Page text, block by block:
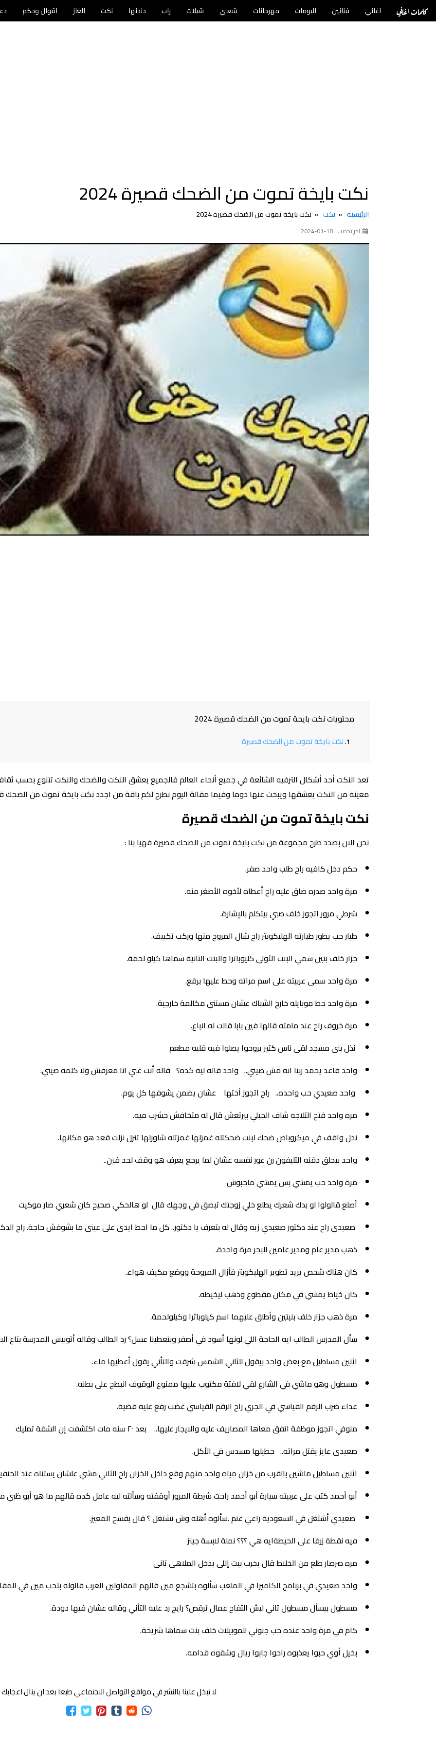
كلمات اغاني اغاني فنانين البومات مهرجانات شعبي شيلات راب دندنها نكت الغاز اقوال وحكم
نكت بايخة تموت من الضحك قصيرة 2024
الرئيسية نكت نكت بايخة تموت من الضحك قصيرة 2024
اخر تحديث : 18-01-2024
محتويات نكت بايخة تموت من الضحك قصيرة 2024
نكت بايخة تموت من الضحك قصيرة
تعد النكت أحد أشكال الترفيه الشائعة في جميع أنحاء العالم فالجميع يعشق النكت والضحك والنكت تتنوع
معينة من النكت يعشقها ويبحث عنها دوما وفيما مقالة اليوم نطرح لكم باقة من اجدد نكت بايخة تموت من الضحك
نكت بايخة تموت من الضحك قصيرة
نحن الان بصدد طرح مجموعة من نكت بايخة تموت من الضحك قصيرة فهيا بنا :
حكم دخل كافيه راح طلب واحد صفر.
مرة واحد صدره ضاق عليه راح أعطاه لأخوه الأصغر منه.
شرطي مرور اتجوز خلف صبي بيتكلم بالإشارة.
طيار حب يطور طيارته الهليكوبتر راح شال المروح منها وركب تكييف.
جزار خلف بنين سمي البنت الأولى كليوباترا والبنت الثانية سماها كيلو لحمة.
مرة واحد سمى عربيته على اسم مراته وحط عليها برقع.
مرة واحد حط موبايله خارج الشباك عشان مستني مكالمة خارجية.
مرة خروف راح عند مامته قالها فين بابا قالت له انباع.
نذل بنى مسجد لقى ناس كتير يروحوا يصلوا فيه قلبه مطعم
واحد قاعد يحمد ربنا انه مش صيني.. واحد قاله ليه كده؟ قاله أنت غبي انا معرفش ولا كلمه صيني.
واحد صعيدي حب واحده.. راح اتجوز أختها عشان يضمن يشوفها كل يوم.
مره واحد فتح التلاجه شاف الجيلي بيرتعش قال له متخافش حشرب ميه.
ندل واقف في ميكروباص ضحك لبنت ضحكتله غمزلها غمزتله شاورلها تنزل نزلت قعد هو مكانها.
واحد بيحلق دقنه التليفون رن عور نفسه عشان لما يرجع يعرف هو وقف لحد فين..
مرة واحد حب يمشي بس يمشي ماحبوش
أصلع قالولوا لو بدك شعرك يطلع خلي زوجتك تبصق في وجهك قال لو هالحكي صحيح كان شعري صار موكيت
صعيدي راح عند دكتور صعيدي زيه وقال له بتعرف يا دكتور.. كل ما احط ايدى على عينى ما بشوفش حاجة. راح
ذهب مدير عام ومدير عامين للبحر مرة واحدة.
كان هناك شخص يريد تطوير الهليكوبتر فأزال المروحة ووضع مكيف هواء.
كان خياط يمشي في مكان مقطوع وذهب ليخيطه.
مرة ذهب جزار خلف بنيتين وأطلق عليهما اسم كيلوباترا وكيلولحمة.
سأل المدرس الطالب ايه الحاجة اللي لونها أسود في أصفر وبتعطينا عسل؟ رد الطالب وقاله أتوبيس المدرسة بتاع
اثنين مساطيل مع بعض واحد بيقول للثاني الشمس شرقت والتأني يقول أعطيها ماء.
مسطول وهو ماشي في الشارع لقي لافتة مكتوب عليها ممنوع الوقوف انبطح على بطنه.
عداء ضرب الرقم القياسي في الجري راح الرقم القياسي غضب رفع عليه قضية.
منوفي اتجوز موظفة اتفق معاها المصاريف عليه والايجار عليها.. بعد ٢٠ سنه مات اكتشفت إن الشقة تمليك
صعيدى عايز يقتل مراته.. حطيلها مسدس في الأكل.
اثنين مساطيل ماشين بالقرب من خزان مياه واحد منهم وقع داخل الخزان راح الثاني مشي علشان يستناه عند
أبو أحمد كتب على عربيته سيارة أبو أحمد راحت شرطة المرور أوقفته وسألته ليه عامل كده قالهم ما هو أبو
صعيدي أشتغل في السعودية راعي غنم .سألوه أهله وش تشتغل ؟ قال بفسح المعيز.
فيه نقطة زرقا على الحيطةايه هي ؟؟؟ نملة لابسة جينز
مره صرصار طلع من الخلاط قال يخرب بيت إللى يدخل الملاهى تانى
واحد صعيدي في برنامج الكاميرا في الملعب سألوه بتشجع مين قالهم المقاولين العرب قالوله بتحب مين في
مسطول بيسأل مسطول تاني ليش التفاح عمال ترقص؟ رايح رد عليه التأني وقاله عشان فيها دودة.
كام في مرة واحد عنده حب جنوني للموبيلات خلف بنت سماها شريحة.
بخيل أوي حبوا يعذبوه راحوا جابوا ريال وشقوه قدامه.
لا تبخل علينا بالنشر في مواقع التواصل الاجتماعي طبعا بعد ان ينال اعجابك